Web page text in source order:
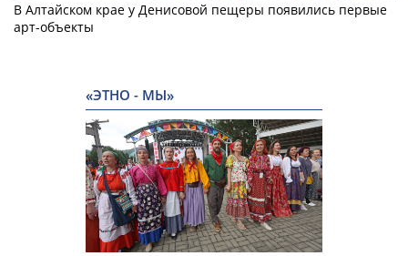
В Алтайском крае у Денисовой пещеры появились первые
арт-объекты
«ЭТНО - МЫ»